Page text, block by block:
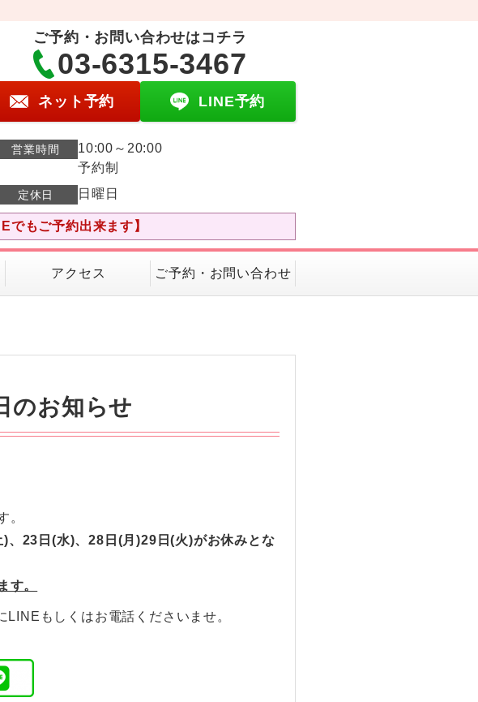
ご予約・お問い合わせはコチラ
03-6315-3467
ネット予約 LINE予約
営業時間
10:00～20:00
予約制
定休日 日曜日
でもご予約出来ます】
アクセス ご予約・お問い合わせ
のお知らせ
。
)、23日(水)、28日(月)29日(火)がお休みとな
す。
もしくはお電話くださいませ。